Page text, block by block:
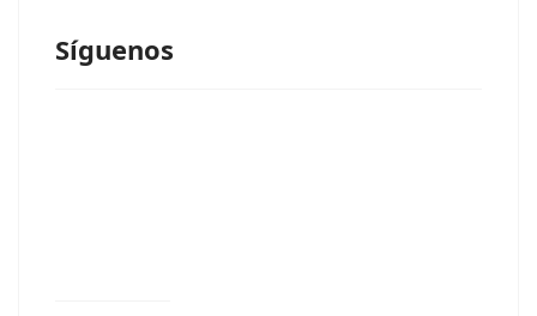
Síguenos